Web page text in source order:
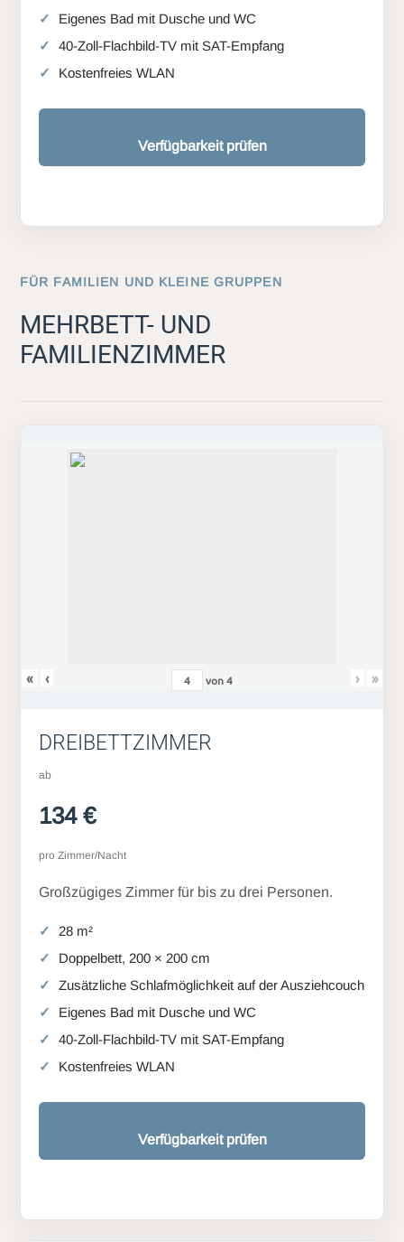
Eigenes Bad mit Dusche und WC
40-Zoll-Flachbild-TV mit SAT-Empfang
Kostenfreies WLAN
Verfügbarkeit prüfen
FÜR FAMILIEN UND KLEINE GRUPPEN
MEHRBETT- UND
FAMILIENZIMMER
« ‹ von4 › »
DREIBETTZIMMER
ab
134 €
pro Zimmer/Nacht
Großzügiges Zimmer für bis zu drei Personen.
28 m²
Doppelbett, 200 × 200 cm
Zusätzliche Schlafmöglichkeit auf der Ausziehcouch
Eigenes Bad mit Dusche und WC
40-Zoll-Flachbild-TV mit SAT-Empfang
Kostenfreies WLAN
Verfügbarkeit prüfen